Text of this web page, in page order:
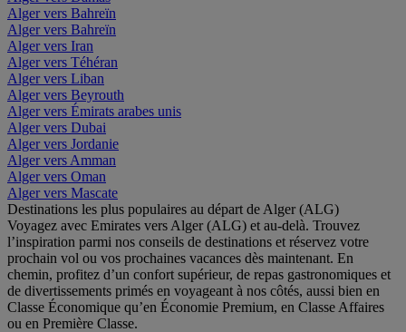
Alger vers Bahreïn
Alger vers Bahreïn
Alger vers Iran
Alger vers Téhéran
Alger vers Liban
Alger vers Beyrouth
Alger vers Émirats arabes unis
Alger vers Dubai
Alger vers Jordanie
Alger vers Amman
Alger vers Oman
Alger vers Mascate
Destinations les plus populaires au départ de Alger (ALG)
Voyagez avec Emirates vers Alger (ALG) et au-delà. Trouvez
l’inspiration parmi nos conseils de destinations et réservez votre
prochain vol ou vos prochaines vacances dès maintenant. En
chemin, profitez d’un confort supérieur, de repas gastronomiques et
de divertissements primés en voyageant à nos côtés, aussi bien en
Classe Économique qu’en Économie Premium, en Classe Affaires
ou en Première Classe.